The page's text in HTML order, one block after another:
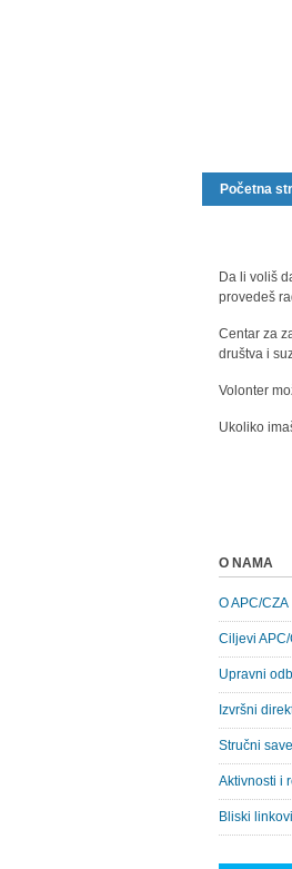
Početna
Da li voliš
provedeš
Centar za
društva i
Volonter
Ukoliko
O NAMA
O APC/CZA
Ciljevi
Upravni
Izvršni
Stručni
Aktivnosti i
Bliski linkovi